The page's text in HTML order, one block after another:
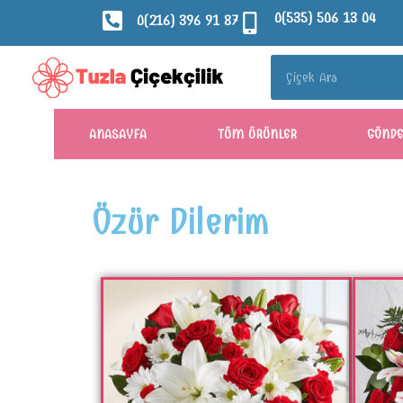
0(216) 396 91 87 0(535) 506 13 04
ANASAYFA TÜM ÜRÜNLER
Özür Dilerim